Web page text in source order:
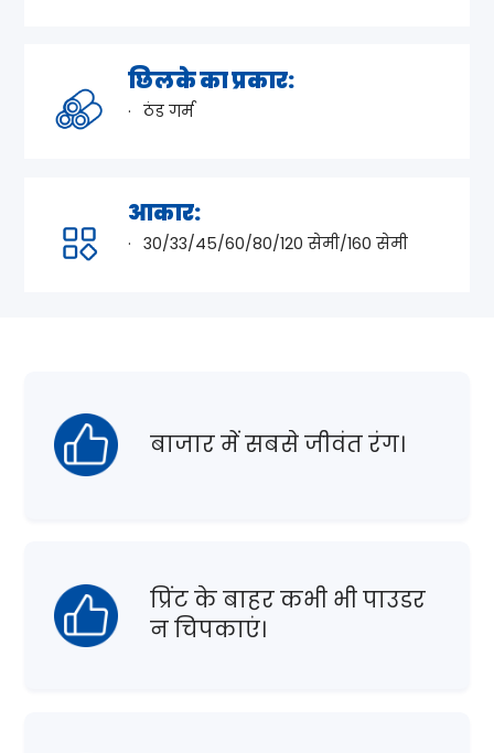
छिलके का प्रकार:
ठंड गर्म
आकार:
30/33/45/60/80/120 सेमी/160 सेमी
बाजार में सबसे जीवंत रंग।
प्रिंट के बाहर कभी भी पाउडर
न चिपकाएं।